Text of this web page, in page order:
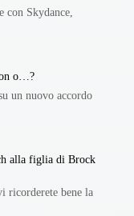
Skydance,
o…?
un nuovo accordo
alla figlia di Brock
ricorderete bene la